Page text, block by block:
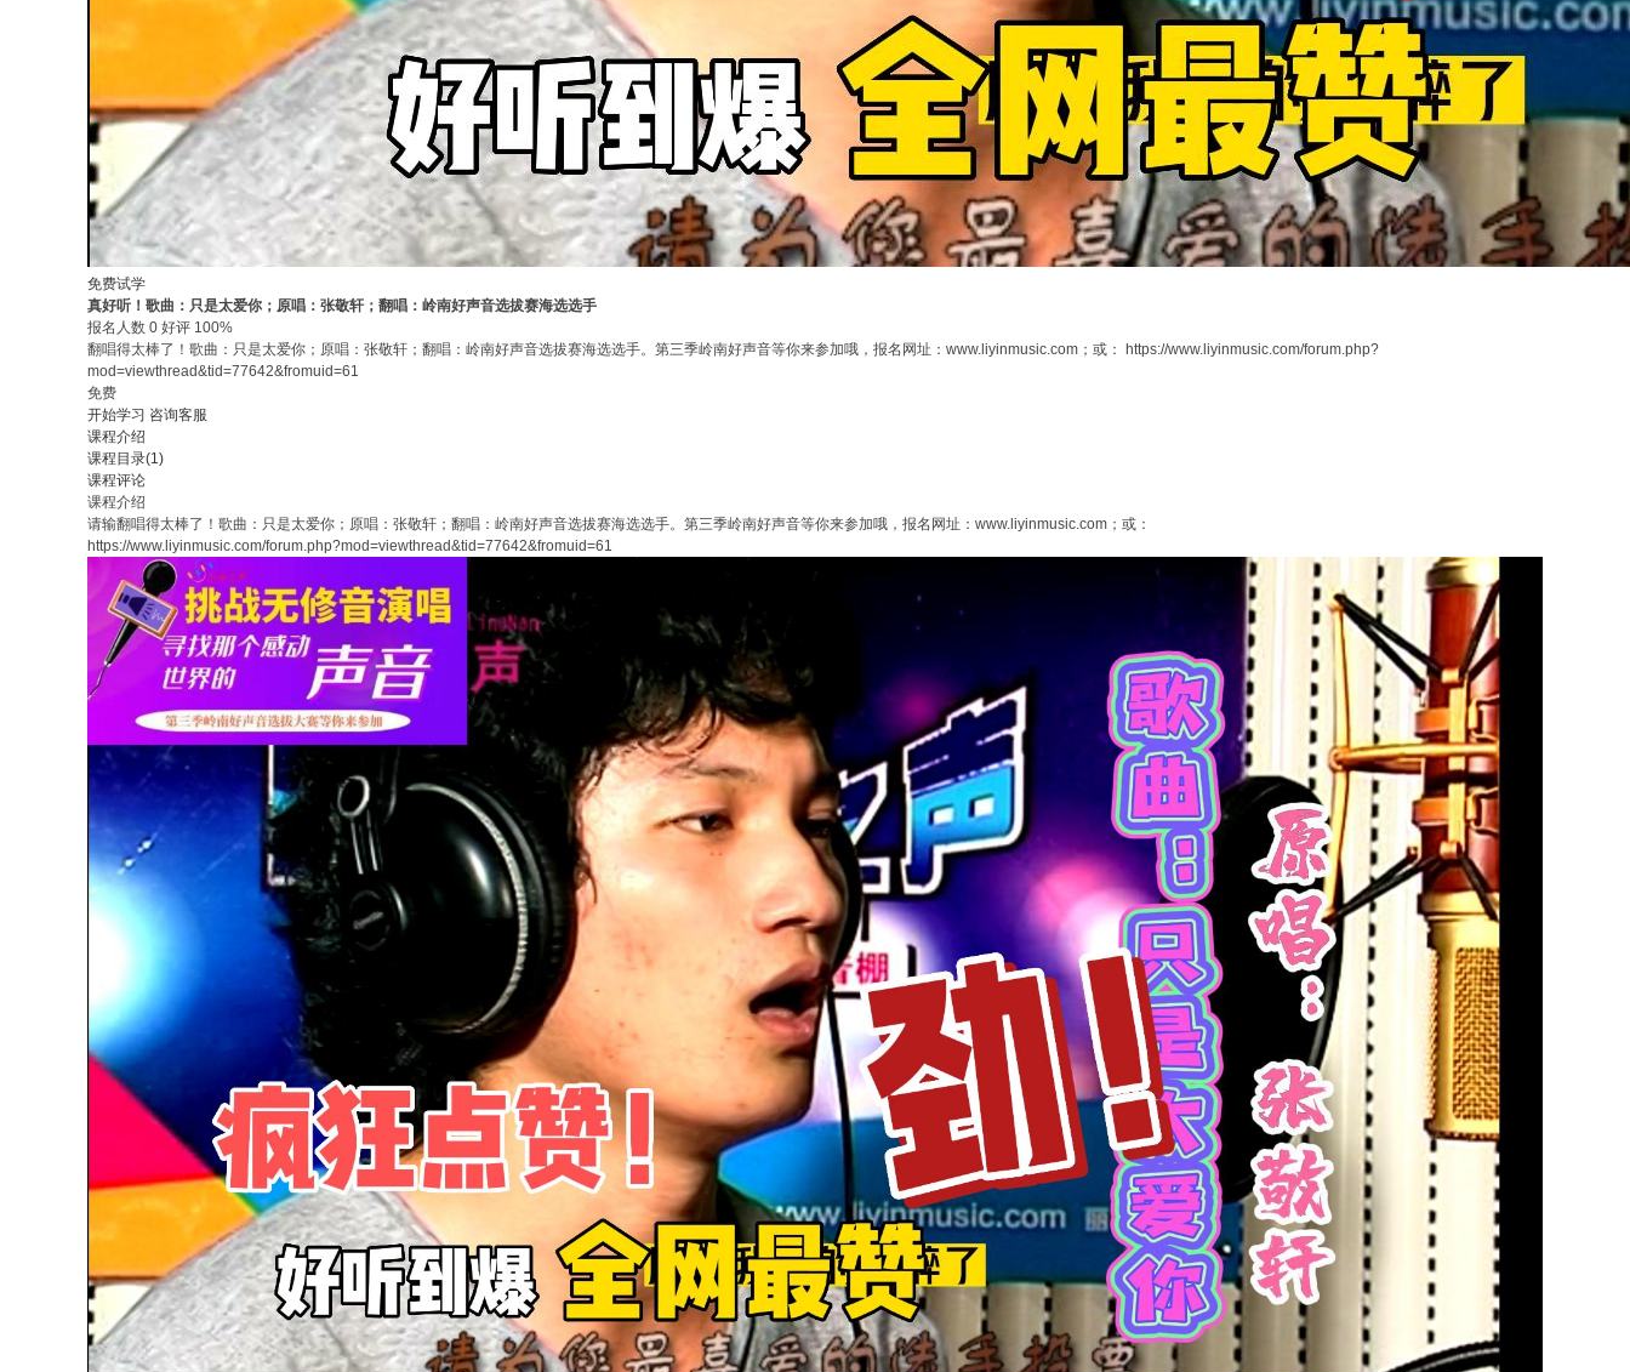
免费试学
真好听！歌曲：只是太爱你；原唱：张敬轩；翻唱：岭南好声音选拔赛海选选手
报名人数 0 好评 100%
翻唱得太棒了！歌曲：只是太爱你；原唱：张敬轩；翻唱：岭南好声音选拔赛海选选手。第三季岭南好声音等你来参加哦，报名网址：www.liyinmusic.com；或： https://www.liyinmusic.com/forum.php?
mod=viewthread&tid=77642&fromuid=61
免费
开始学习 咨询客服
课程介绍
课程目录(1)
课程评论
课程介绍
请输翻唱得太棒了！歌曲：只是太爱你；原唱：张敬轩；翻唱：岭南好声音选拔赛海选选手。第三季岭南好声音等你来参加哦，报名网址：www.liyinmusic.com；或：
https://www.liyinmusic.com/forum.php?mod=viewthread&tid=77642&fromuid=61